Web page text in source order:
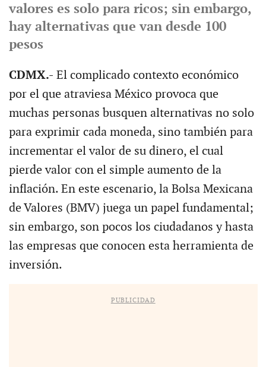
valores es solo para ricos; sin embargo,
hay alternativas que van desde 100
pesos
CDMX.- El complicado contexto económico
por el que atraviesa México provoca que
muchas personas busquen alternativas no solo
para exprimir cada moneda, sino también para
incrementar el valor de su dinero, el cual
pierde valor con el simple aumento de la
inflación. En este escenario, la Bolsa Mexicana
de Valores (BMV) juega un papel fundamental;
sin embargo, son pocos los ciudadanos y hasta
las empresas que conocen esta herramienta de
inversión.
PUBLICIDAD